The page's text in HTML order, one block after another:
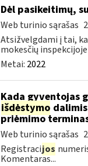
Dėl pasikeitimų,
Web turinio sąrašas
Atsižvelgdami į tai,
mokesčių
Metai: 2022
Kada gyventojas
išdėstymo dalimis
priėmimo
Web turinio sąrašas
Registracijos
Komentaras...